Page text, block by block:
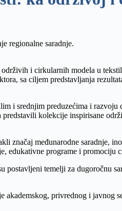
regionalne saradnje.
i cirkularnih modela u
sa ciljem predstavljanja
i srednjim preduzećima i razvoju
kolekcije inspirisane
značaj međunarodne saradnje,
edukativne programe i promociju
postavljeni temelji za dugoročnu
privrednog i javnog